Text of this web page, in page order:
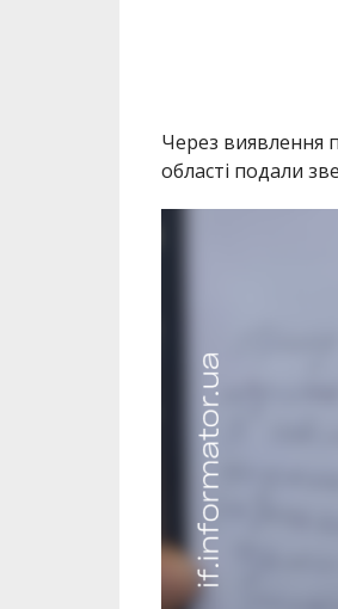
Через виявлення
області подали